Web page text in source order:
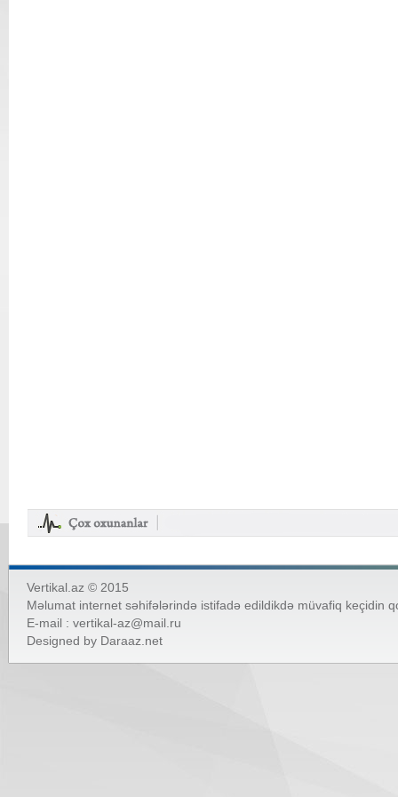
Vertikal.az © 2015
Məlumat internet səhifələrində istifadə edildikdə müvafiq keçidin
E-mail : vertikal-az@mail.ru
Designed by Daraaz.net